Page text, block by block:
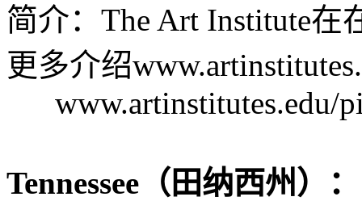
简介：The Art Institute
更多介绍
www.artinstitutes.edu/
Tennessee（田纳西州）：